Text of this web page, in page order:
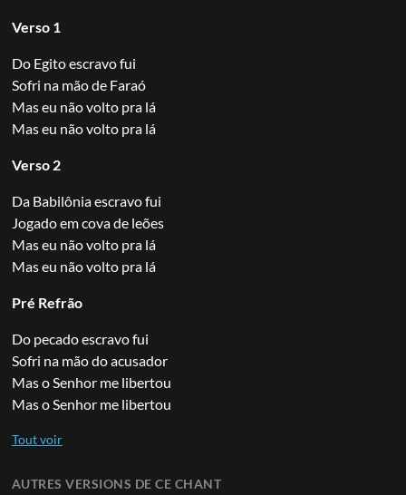
Verso 1
Do Egito escravo fui
Sofri na mão de Faraó
Mas eu não volto pra lá
Mas eu não volto pra lá
Verso 2
Da Babilônia escravo fui
Jogado em cova de leões
Mas eu não volto pra lá
Mas eu não volto pra lá
Pré Refrão
Do pecado escravo fui
Sofri na mão do acusador
Mas o Senhor me libertou
Mas o Senhor me libertou
AUTRES VERSIONS DE CE CHANT